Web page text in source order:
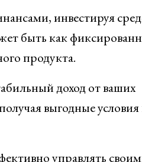
инвестируя
быть как
продукта.
доход от ваших
выгодные
управлять